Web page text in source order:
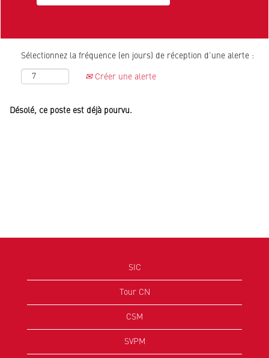
Sélectionnez la fréquence (en jours) de réception d’une alerte :
Créer une alerte
Désolé, ce poste est déjà pourvu.
SIC
Tour CN
CSM
SVPM